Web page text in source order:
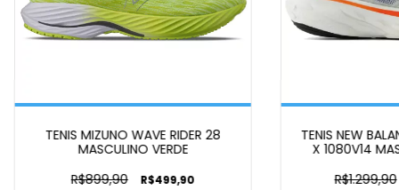
TENIS MIZUNO WAVE RIDER 28
MASCULINO VERDE
R$899,90
R$499,90
TENIS NEW
X 1080V14
R$1.299,90